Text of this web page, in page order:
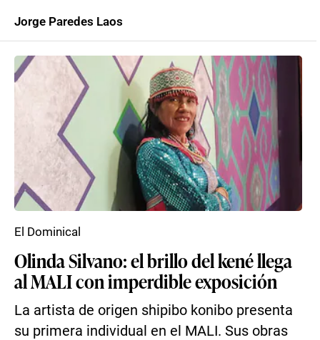
Jorge Paredes Laos
Olinda Silvano: el brillo del kené llega
al MALI con imperdible exposición
La artista de origen shipibo konibo presenta
su primera individual en el MALI. Sus obras
El Dominical